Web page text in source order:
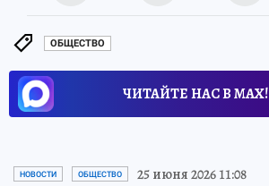
ОБЩЕСТВО
ЧИТАЙТЕ НАС В МАХ!
НОВОСТИ ОБЩЕСТВО 25 июня 2026 11:08